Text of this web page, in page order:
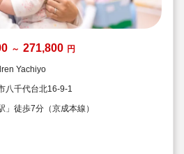
～ 271,800 円
Yachiyo
八千代台北16-9-1
」徒歩7分（京成本線）